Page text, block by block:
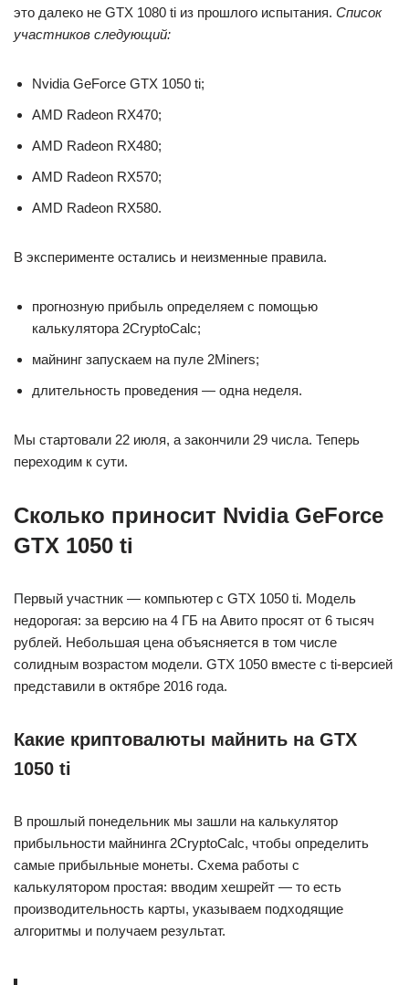
это далеко не GTX 1080 ti из прошлого испытания. Список
участников следующий:
Nvidia GeForce GTX 1050 ti;
AMD Radeon RX470;
AMD Radeon RX480;
AMD Radeon RX570;
AMD Radeon RX580.
В эксперименте остались и неизменные правила.
прогнозную прибыль определяем с помощью
калькулятора 2CryptoCalc;
майнинг запускаем на пуле 2Miners;
длительность проведения — одна неделя.
Мы стартовали 22 июля, а закончили 29 числа. Теперь
переходим к сути.
Сколько приносит Nvidia GeForce
GTX 1050 ti
Первый участник — компьютер с GTX 1050 ti. Модель
недорогая: за версию на 4 ГБ на Авито просят от 6 тысяч
рублей. Небольшая цена объясняется в том числе
солидным возрастом модели. GTX 1050 вместе с ti-версией
представили в октябре 2016 года.
Какие криптовалюты майнить на GTX
1050 ti
В прошлый понедельник мы зашли на калькулятор
прибыльности майнинга 2CryptoCalc, чтобы определить
самые прибыльные монеты. Схема работы с
калькулятором простая: вводим хешрейт — то есть
производительность карты, указываем подходящие
алгоритмы и получаем результат.